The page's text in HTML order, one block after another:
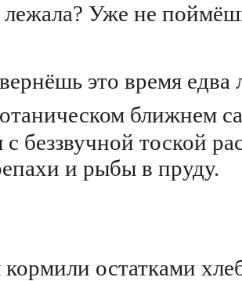
лежала? Уже не
это время едва
ближнем
беззвучной тоской
и рыбы в пруду.
остатками